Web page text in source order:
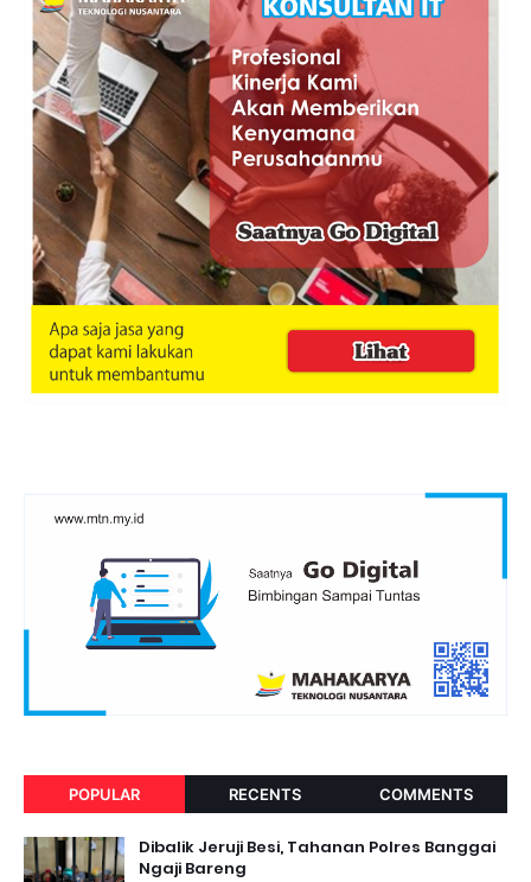
POPULAR RECENTS COMMENTS
Dibalik Jeruji Besi, Tahanan Polres Banggai
Ngaji Bareng